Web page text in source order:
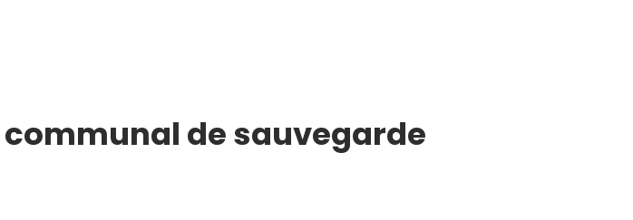
de sauvegarde